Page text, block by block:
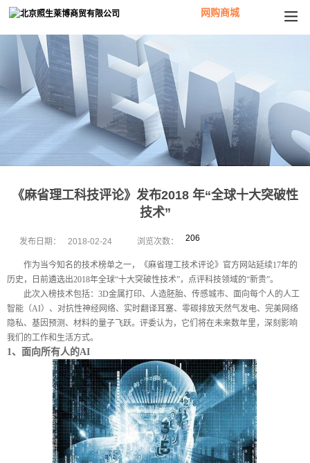
网购商城
《麻省理工科技评论》发布2018 年“全球十大突破性
技术”
发布日期： 2018-02-24 浏览次数： 206
作为当今知名的技术榜单之一，《麻省理工技术评论》官方网站延续17年的
历史，日前遴选出2018年全球“十大突破性技术”， 点评科技领域的“新贵”。
此次入榜技术包括： 3D金属打印、人造胚胎、传感城市、面向每个人的人工
智能（AI）、对抗性神经网络、实时翻译耳塞、零碳排放天然气发电、完美网络
隐私、基因预测、材料的量子飞跃。评委认为，它们将在未来数年里，深刻影响
我们的工作和生活方式。
1、面向所有人的AI